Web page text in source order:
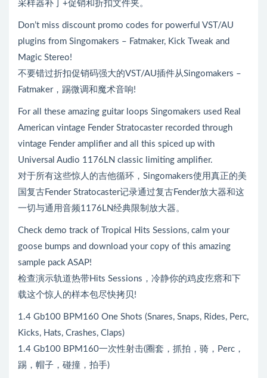
采样器补丁+促销和折扣文件夹。
Don’t miss discount promo codes for powerful VST/AU
plugins from Singomakers – Fatmaker, Kick Tweak and
Magic Stereo!
不要错过折扣促销码强大的VST/AU插件从Singomakers –
Fatmaker，踢微调和魔术音响!
For all these amazing guitar loops Singomakers used Real
American vintage Fender Stratocaster recorded through
vintage Fender amplifier and all this spiced up with
Universal Audio 1176LN classic limiting amplifier.
对于所有这些惊人的吉他循环，Singomakers使用真正的美
国复古Fender Stratocaster记录通过复古Fender放大器和这
一切与通用音频1176LN经典限制放大器。
Check demo track of Tropical Hits Sessions, calm your
goose bumps and download your copy of this amazing
sample pack ASAP!
检查演示轨道热带Hits Sessions，冷静你的鸡皮疙瘩和下
载这个惊人的样本包尽快拷贝!
1.4 Gb100 BPM160 One Shots (Snares, Snaps, Rides, Perc,
Kicks, Hats, Crashes, Claps)
1.4 Gb100 BPM160一次性射击(圈套，抓拍，骑，Perc，
踢，帽子，碰撞，拍手)